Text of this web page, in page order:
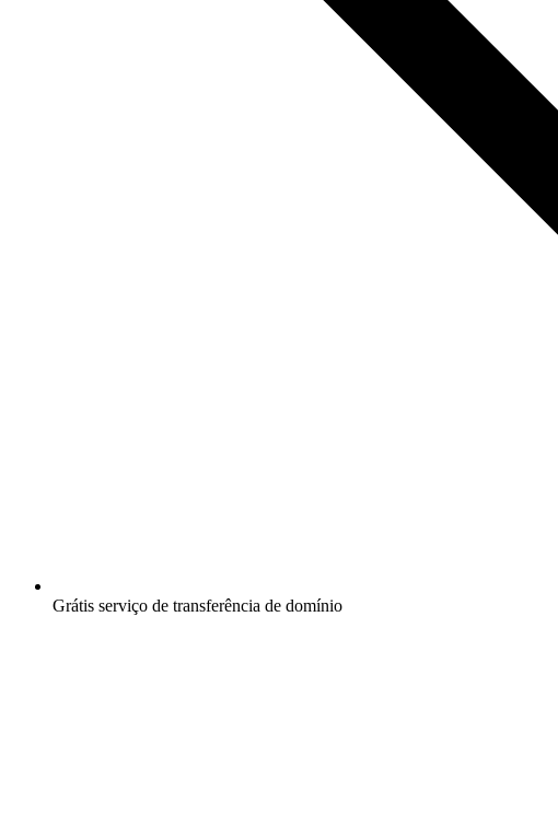
Grátis serviço de transferência de domínio